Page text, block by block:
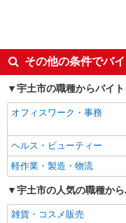
ボーナス・賞与あり
交通費支給
産休・育休取得実績あり
その他の条件でバ
宇土市の職種からバイ
オフィスワーク・事務
ヘルス・ビューティー
軽作業・製造・物流
宇土市の人気の職種か
雑貨・コスメ販売